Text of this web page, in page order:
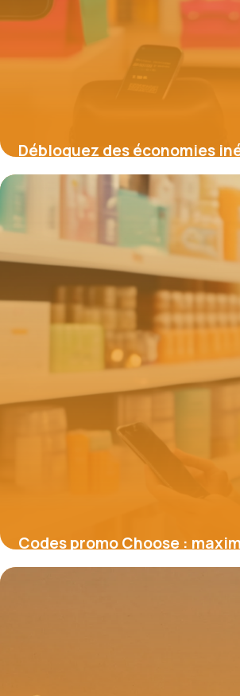
Débloquez des économies
les codes promo SOS
Codes promo Choose :
économies sur des marques